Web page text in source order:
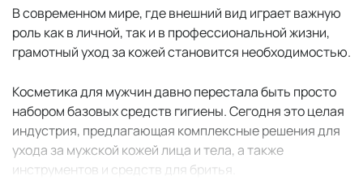
В современном мире, где внешний вид играет важную
роль как в личной, так и в профессиональной жизни,
грамотный уход за кожей становится необходимостью.
Косметика для мужчин давно перестала быть просто
набором базовых средств гигиены. Сегодня это целая
индустрия, предлагающая комплексные решения для
ухода за мужской кожей лица и тела, а также
инструментов и средств для бритья.